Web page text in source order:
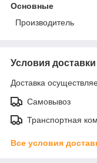
Основные
Производитель
Условия доставки
Доставка
Самовывоз
Транспортная
Все условия